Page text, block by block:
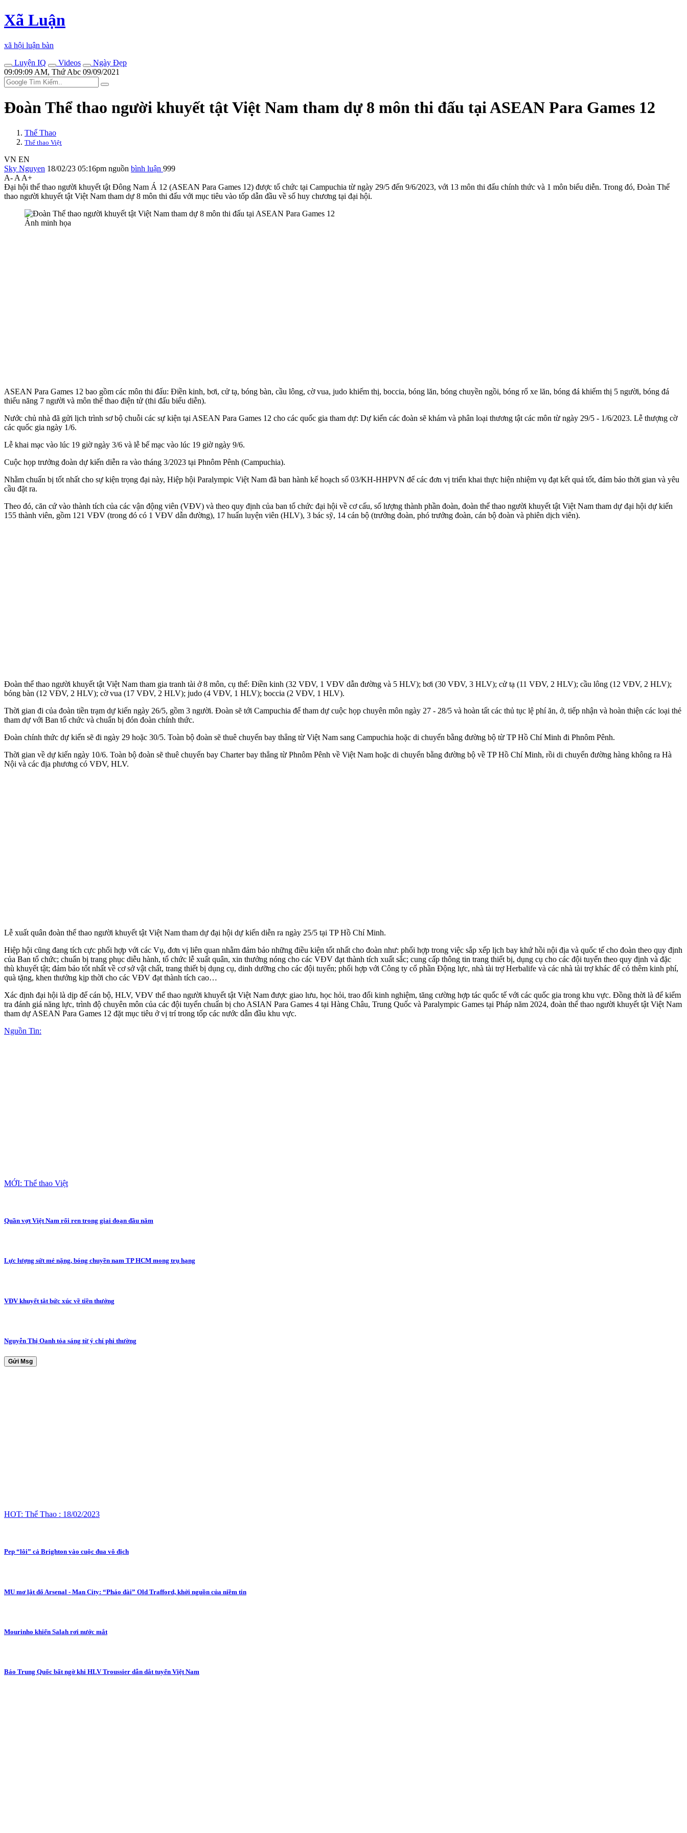
Xã Luận
xã hội luận bàn
Luyện IQ
Videos
Ngày Đẹp
09:09:09 AM, Thứ Abc 09/09/2021
Đoàn Thể thao người khuyết tật Việt Nam tham dự 8 môn thi đấu tại ASEAN Para Games 12
Thể Thao
Thể thao Việt
VN EN
Sky Nguyen 18/02/23 05:16pm nguồn bình luận 999
A- A A+
Đại hội thể thao người khuyết tật Đông Nam Á 12 (ASEAN Para Games 12) được tổ chức tại Campuchia từ ngày 29/5 đến 9/6/2023, với 13 môn thi đấu chính thức và 1 môn biểu diễn. Trong đó, Đoàn Thể
thao người khuyết tật Việt Nam tham dự 8 môn thi đấu với mục tiêu vào tốp dẫn đầu về số huy chương tại đại hội.
Ảnh minh họa
ASEAN Para Games 12 bao gồm các môn thi đấu: Điền kinh, bơi, cử tạ, bóng bàn, cầu lông, cờ vua, judo khiếm thị, boccia, bóng lăn, bóng chuyền ngồi, bóng rổ xe lăn, bóng đá khiếm thị 5 người, bóng đá
thiểu năng 7 người và môn thể thao điện tử (thi đấu biểu diễn).
Nước chủ nhà đã gửi lịch trình sơ bộ chuỗi các sự kiện tại ASEAN Para Games 12 cho các quốc gia tham dự: Dự kiến các đoàn sẽ khám và phân loại thương tật các môn từ ngày 29/5 - 1/6/2023. Lễ thượng cờ
các quốc gia ngày 1/6.
Lễ khai mạc vào lúc 19 giờ ngày 3/6 và lễ bế mạc vào lúc 19 giờ ngày 9/6.
Cuộc họp trưởng đoàn dự kiến diễn ra vào tháng 3/2023 tại Phnôm Pênh (Campuchia).
Nhằm chuẩn bị tốt nhất cho sự kiện trọng đại này, Hiệp hội Paralympic Việt Nam đã ban hành kế hoạch số 03/KH-HHPVN để các đơn vị triển khai thực hiện nhiệm vụ đạt kết quả tốt, đảm bảo thời gian và yêu
cầu đặt ra.
Theo đó, căn cứ vào thành tích của các vận động viên (VĐV) và theo quy định của ban tổ chức đại hội về cơ cấu, số lượng thành phần đoàn, đoàn thể thao người khuyết tật Việt Nam tham dự đại hội dự kiến
155 thành viên, gồm 121 VĐV (trong đó có 1 VĐV dẫn đường), 17 huấn luyện viên (HLV), 3 bác sỹ, 14 cán bộ (trưởng đoàn, phó trưởng đoàn, cán bộ đoàn và phiên dịch viên).
Đoàn thể thao người khuyết tật Việt Nam tham gia tranh tài ở 8 môn, cụ thể: Điền kinh (32 VĐV, 1 VĐV dẫn đường và 5 HLV); bơi (30 VĐV, 3 HLV); cử tạ (11 VĐV, 2 HLV); cầu lông (12 VĐV, 2 HLV);
bóng bàn (12 VĐV, 2 HLV); cờ vua (17 VĐV, 2 HLV); judo (4 VĐV, 1 HLV); boccia (2 VĐV, 1 HLV).
Thời gian đi của đoàn tiền trạm dự kiến ngày 26/5, gồm 3 người. Đoàn sẽ tới Campuchia để tham dự cuộc họp chuyên môn ngày 27 - 28/5 và hoàn tất các thủ tục lệ phí ăn, ở, tiếp nhận và hoàn thiện các loại thẻ
tham dự với Ban tổ chức và chuẩn bị đón đoàn chính thức.
Đoàn chính thức dự kiến sẽ đi ngày 29 hoặc 30/5. Toàn bộ đoàn sẽ thuê chuyến bay thẳng từ Việt Nam sang Campuchia hoặc di chuyển bằng đường bộ từ TP Hồ Chí Minh đi Phnôm Pênh.
Thời gian về dự kiến ngày 10/6. Toàn bộ đoàn sẽ thuê chuyến bay Charter bay thẳng từ Phnôm Pênh về Việt Nam hoặc di chuyển bằng đường bộ về TP Hồ Chí Minh, rồi di chuyển đường hàng không ra Hà
Nội và các địa phương có VĐV, HLV.
Lễ xuất quân đoàn thể thao người khuyết tật Việt Nam tham dự đại hội dự kiến diễn ra ngày 25/5 tại TP Hồ Chí Minh.
Hiệp hội cũng đang tích cực phối hợp với các Vụ, đơn vị liên quan nhằm đảm bảo những điều kiện tốt nhất cho đoàn như: phối hợp trong việc sắp xếp lịch bay khứ hồi nội địa và quốc tế cho đoàn theo quy định
của Ban tổ chức; chuẩn bị trang phục diễu hành, tổ chức lễ xuất quân, xin thưởng nóng cho các VĐV đạt thành tích xuất sắc; cung cấp thông tin trang thiết bị, dụng cụ cho các đội tuyển theo quy định và đặc
thù khuyết tật; đảm bảo tốt nhất về cơ sở vật chất, trang thiết bị dụng cụ, dinh dưỡng cho các đội tuyển; phối hợp với Công ty cổ phần Động lực, nhà tài trợ Herbalife và các nhà tài trợ khác để có thêm kinh phí,
quà tặng, khen thưởng kịp thời cho các VĐV đạt thành tích cao…
Xác định đại hội là dịp để cán bộ, HLV, VĐV thể thao người khuyết tật Việt Nam được giao lưu, học hỏi, trao đổi kinh nghiệm, tăng cường hợp tác quốc tế với các quốc gia trong khu vực. Đồng thời là để kiểm
tra đánh giá năng lực, trình độ chuyên môn của các đội tuyển chuẩn bị cho ASIAN Para Games 4 tại Hàng Châu, Trung Quốc và Paralympic Games tại Pháp năm 2024, đoàn thể thao người khuyết tật Việt Nam
tham dự ASEAN Para Games 12 đặt mục tiêu ở vị trí trong tốp các nước dẫn đầu khu vực.
Nguồn Tin:
MỚI: Thể thao Việt
Quần vợt Việt Nam rối ren trong giai đoạn đầu năm
Lực lượng sứt mẻ nặng, bóng chuyền nam TP HCM mong trụ hạng
VĐV khuyết tật bức xúc về tiền thưởng
Nguyễn Thị Oanh tỏa sáng từ ý chí phi thường
Gửi Msg
HOT: Thể Thao : 18/02/2023
Pep “lôi” cả Brighton vào cuộc đua vô địch
MU mơ lật đổ Arsenal - Man City: “Pháo đài” Old Trafford, khởi nguồn của niềm tin
Mourinho khiến Salah rơi nước mắt
Báo Trung Quốc bất ngờ khi HLV Troussier dẫn dắt tuyển Việt Nam